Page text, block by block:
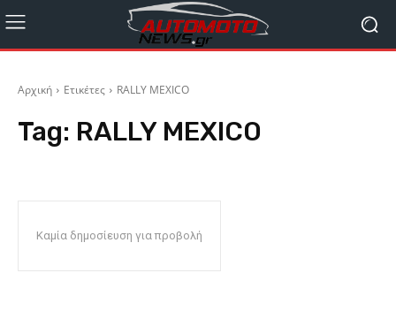
Αρχική Ετικέτες RALLY MEXICO
Tag: RALLY MEXICO
Καμία δημοσίευση για προβολή